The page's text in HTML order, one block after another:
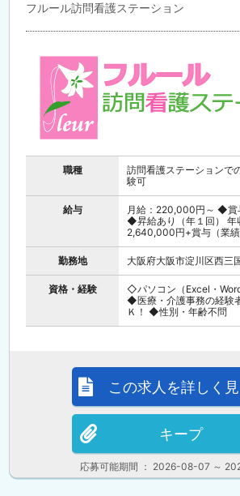
フルール訪問看護ステーション
職種
訪問看護ステーションで
験可
給与
月給：220,000円～ ◆賞
◆昇給あり（年１回） 年
2,640,000円+賞与（業績
勤務地 大阪府大阪市淀川区西三
資格・経験
◇パソコン（Excel・
◆医療・介護事務の経
Ｋ！ ◆性別・年齢不問
応募可能期間 ： 2026-08-07 ～
この求人を詳しく
キープ